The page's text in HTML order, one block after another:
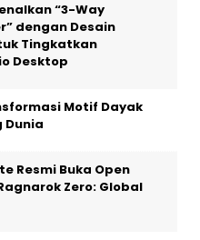
“3-Way
dengan Desain
Tingkatkan
Desktop
Motif Dayak
Dunia
Resmi Buka Open
Zero: Global